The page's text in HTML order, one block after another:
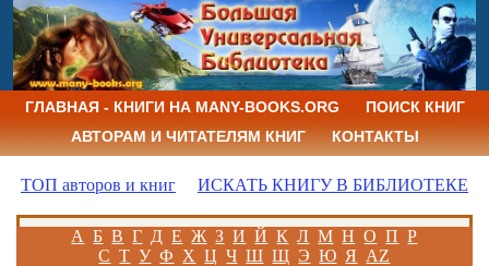
ГЛАВНАЯ - КНИГИ НА MANY-BOOKS.ORG
ПОИСК КНИГ
АВТОРАМ И ЧИТАТЕЛЯМ КНИГ
КОНТАКТЫ
ТОП авторов и книг ИСКАТЬ КНИГУ В БИБЛИОТЕКЕ
А Б В Г Д Е Ж З И Й К Л М Н О П Р
С Т У Ф Х Ц Ч Ш Щ Э Ю Я AZ